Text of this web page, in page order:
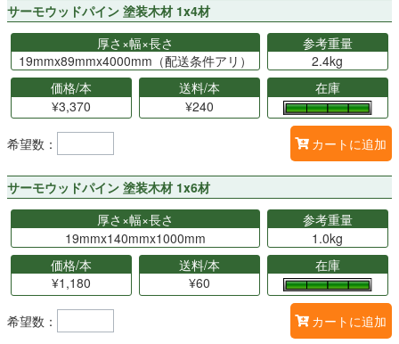
サーモウッドパイン 塗装木材 1x4材
厚さ×幅×長さ
19mmx89mmx4000mm（配送条件アリ）
参考重量
2.4kg
価格/本
¥3,370
送料/本
¥240
在庫
希望数： カートに追加
サーモウッドパイン 塗装木材 1x6材
厚さ×幅×長さ
19mmx140mmx1000mm
参考重量
1.0kg
価格/本
¥1,180
送料/本
¥60
在庫
希望数： カートに追加